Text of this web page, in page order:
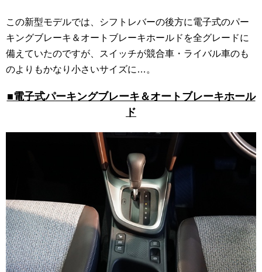
この新型モデルでは、シフトレバーの後方に電子式のパー
キングブレーキ＆オートブレーキホールドを全グレードに
備えていたのですが、スイッチが競合車・ライバル車のも
のよりもかなり小さいサイズに…。
■電子式パーキングブレーキ＆オートブレーキホール
ド